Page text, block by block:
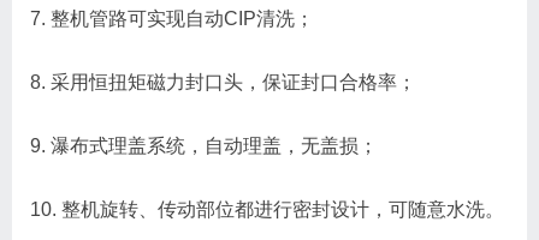
7. 整机管路可实现自动CIP清洗；
8. 采用恒扭矩磁力封口头，保证封口合格率；
9. 瀑布式理盖系统，自动理盖，无盖损；
10. 整机旋转、传动部位都进行密封设计，可随意水洗。